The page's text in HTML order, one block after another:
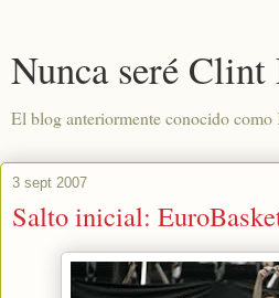
Nunca seré Clint
El blog anteriormente conocido
3 sept 2007
Salto inicial: